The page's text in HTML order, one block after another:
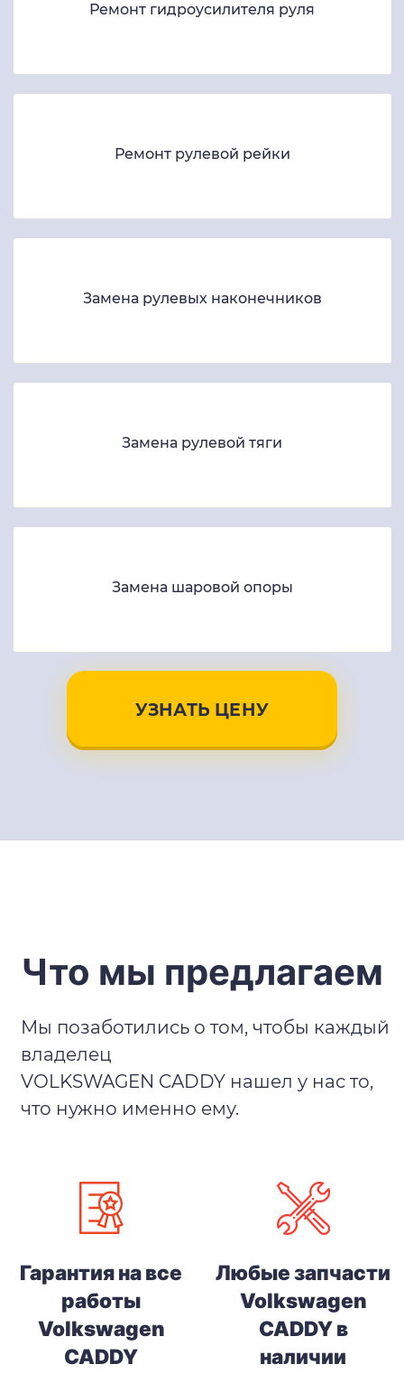
Ремонт гидроусилителя руля
Ремонт рулевой рейки
Замена рулевых наконечников
Замена рулевой тяги
Замена шаровой опоры
УЗНАТЬ ЦЕНУ
Что мы предлагаем
Мы позаботились о том, чтобы каждый
владелец
VOLKSWAGEN CADDY нашел у нас то,
что нужно именно ему.
Гарантия на все
работы
Volkswagen
CADDY
Любые запчасти
Volkswagen
CADDY в
наличии